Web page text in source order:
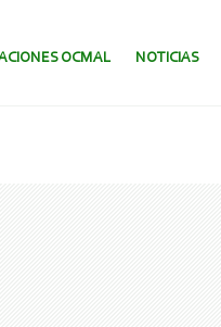
OCMAL NOTICIAS